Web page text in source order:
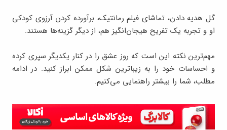
گل هدیه دادن، تماشای فیلم رمانتیک، برآورده کردن آرزوی کودکی
او و تجربه یک تفریح هیجان‌انگیز هم، از دیگر گزینه‌ها هستند.
مهم‌ترین نکته این است که روز عشق را در کنار یکدیگر سپری کرده
و احساسات خود را به زیباترین شکل ممکن ابراز کنید. در ادامه
مطلب، شما را بیشتر راهنمایی می‌کنیم.